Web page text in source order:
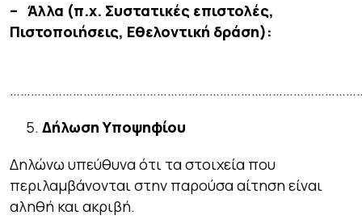
– Άλλα (π.χ. Συστατικές επιστολές,
Πιστοποιήσεις, Εθελοντική δράση):
Δήλωση Υποψηφίου
Δηλώνω υπεύθυνα ότι τα στοιχεία που
περιλαμβάνονται στην παρούσα αίτηση είναι
αληθή και ακριβή.